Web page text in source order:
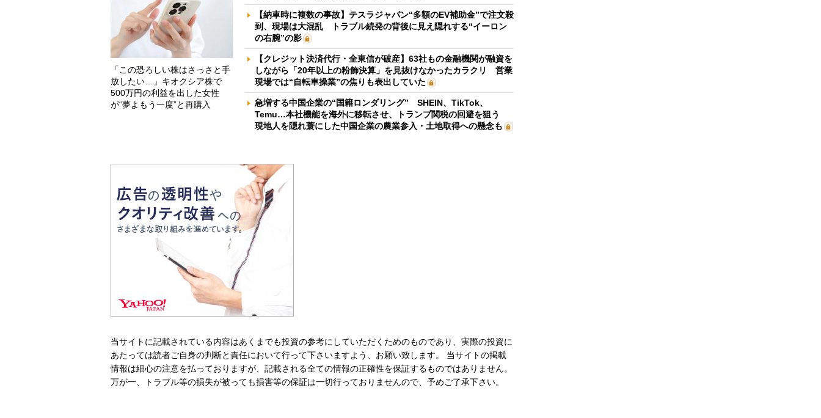
「この恐ろしい株はさっさと手
放したい…」キオクシア株で
500万円の利益を出した女性
が“夢よもう一度”と再購入
【納車時に複数の事故】テスラジャパン“多額のEV補助金”で注文殺
到、現場は大混乱 トラブル続発の背後に見え隠れする“イーロン
の右腕”の影
【クレジット決済代行・全東信が破産】63社もの金融機関が融資を
しながら「20年以上の粉飾決算」を見抜けなかったカラクリ 営業
現場では“自転車操業”の焦りも表出していた
急増する中国企業の“国籍ロンダリング” SHEIN、TikTok、
Temu…本社機能を海外に移転させ、トランプ関税の回避を狙う
現地人を隠れ蓑にした中国企業の農業参入・土地取得への懸念も
当サイトに記載されている内容はあくまでも投資の参考にしていただくためのものであり、実際の投資に
あたっては読者ご自身の判断と責任において行って下さいますよう、お願い致します。 当サイトの掲載
情報は細心の注意を払っておりますが、記載される全ての情報の正確性を保証するものではありません。
万が一、トラブル等の損失が被っても損害等の保証は一切行っておりませんので、予めご了承下さい。